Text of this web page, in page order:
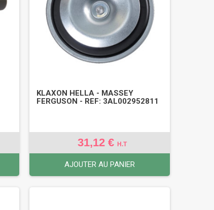
KLAXON HELLA - MASSEY
FERGUSON - REF: 3AL002952811
31,12 €H.T
AJOUTER AU PANIER